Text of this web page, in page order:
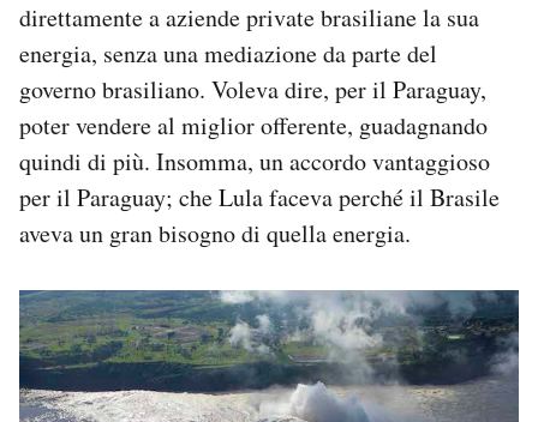
direttamente a aziende private brasiliane la sua
energia, senza una mediazione da parte del
governo brasiliano. Voleva dire, per il Paraguay,
poter vendere al miglior offerente, guadagnando
quindi di più. Insomma, un accordo vantaggioso
per il Paraguay; che Lula faceva perché il Brasile
aveva un gran bisogno di quella energia.